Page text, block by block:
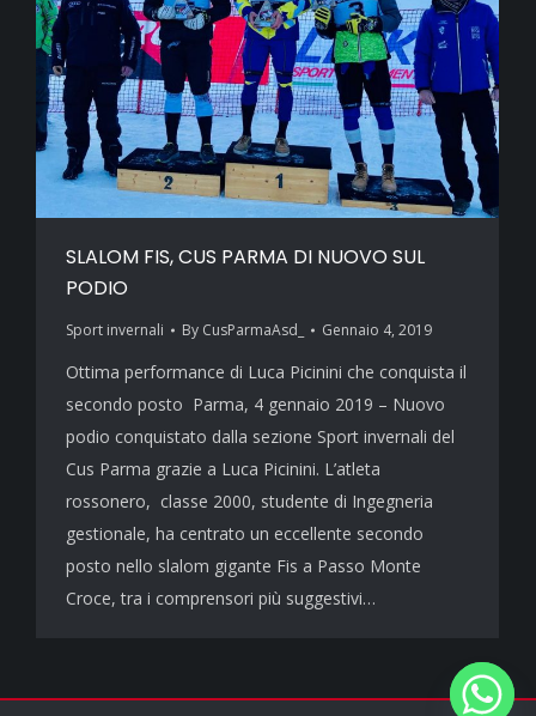
SLALOM FIS, CUS PARMA DI NUOVO SUL
PODIO
Sport invernali By CusParmaAsd_ Gennaio 4, 2019
Ottima performance di Luca Picinini che conquista il
secondo posto Parma, 4 gennaio 2019 – Nuovo
podio conquistato dalla sezione Sport invernali del
Cus Parma grazie a Luca Picinini. L’atleta
rossonero, classe 2000, studente di Ingegneria
gestionale, ha centrato un eccellente secondo
posto nello slalom gigante Fis a Passo Monte
Croce, tra i comprensori più suggestivi…